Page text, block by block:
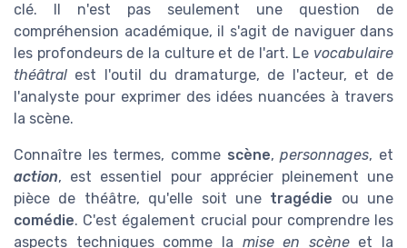
clé. Il n'est pas seulement une question de
compréhension académique, il s'agit de naviguer dans
les profondeurs de la culture et de l'art. Le vocabulaire
théâtral est l'outil du dramaturge, de l'acteur, et de
l'analyste pour exprimer des idées nuancées à travers
la scène.
Connaître les termes, comme scène,personnages, et
action, est essentiel pour apprécier pleinement une
pièce de théâtre, qu'elle soit une tragédie ou une
comédie. C'est également crucial pour comprendre les
aspects techniques comme la mise en scèneet la